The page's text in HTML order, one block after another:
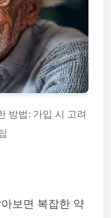
방법: 가입 시 고려
보면 복잡한 약